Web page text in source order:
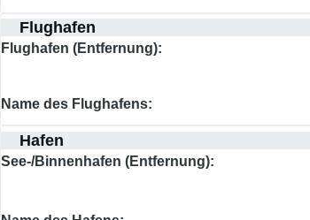
Flughafen
Flughafen (Entfernung)
Name des Flughafens
Hafen
See-/Binnenhafen (Entfernung)